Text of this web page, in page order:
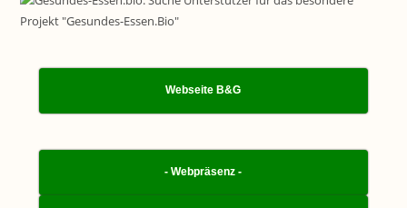
Webseite B&G
- Webpräsenz -